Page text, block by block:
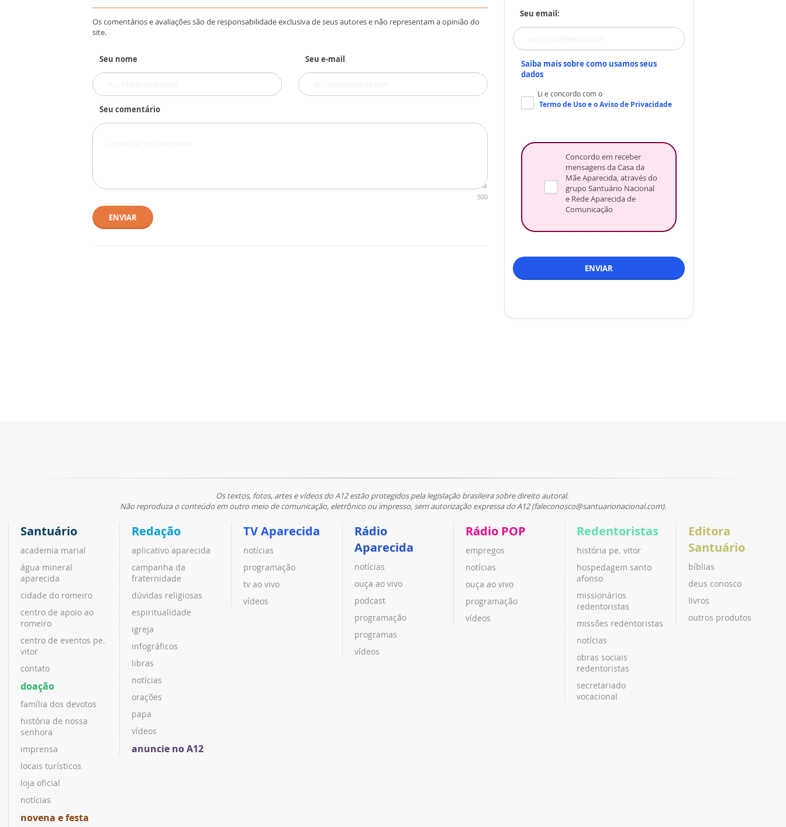
Os comentários e avaliações são de responsabilidade exclusiva de seus autores e não representam a opinião do
site.
Seu nome Seu e-mail
Seu comentário
500
ENVIAR
Seu email:
Saiba mais sobre como usamos seus
dados
Li e concordo com o
Termo de Usoe oAviso de Privacidade
Concordo em receber
mensagens da Casa da
Mãe Aparecida, através do
grupo Santuário Nacional
e Rede Aparecida de
Comunicação
ENVIAR
Os textos, fotos, artes e vídeos do A12 estão protegidos pela legislação brasileira sobre direito autoral.
Não reproduza o conteúdo em outro meio de comunicação, eletrônico ou impresso, sem autorização expressa do A12 (faleconosco@santuarionacional.com).
Santuário
academia marial
água mineral
aparecida
cidade do romeiro
centro de apoio ao
romeiro
centro de eventos pe.
vitor
contato
doação
família dos devotos
história de nossa
senhora
imprensa
locais turísticos
loja oficial
notícias
novena e festa
Redação
aplicativo aparecida
campanha da
fraternidade
dúvidas religiosas
espiritualidade
igreja
infográficos
libras
notícias
orações
papa
vídeos
anuncie no A12
TV Aparecida
notícias
programação
tv ao vivo
vídeos
Rádio
Aparecida
notícias
ouça ao vivo
podcast
programação
programas
vídeos
Rádio POP
empregos
notícias
ouça ao vivo
programação
vídeos
Redentoristas
história pe. vitor
hospedagem santo
afonso
missionários
redentoristas
missões redentoristas
notícias
obras sociais
redentoristas
secretariado
vocacional
Editora
Santuário
bíblias
deus conosco
livros
outros produtos